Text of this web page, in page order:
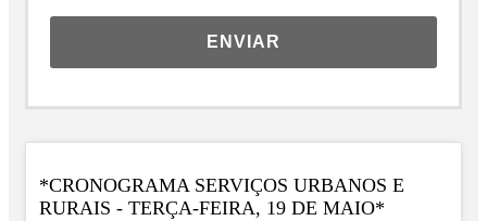
ENVIAR
*CRONOGRAMA SERVIÇOS URBANOS E
RURAIS - TERÇA-FEIRA, 19 DE MAIO*